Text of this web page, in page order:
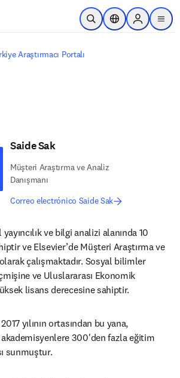
Saltar al contenido principal
Abrir búsqueda
Selector deSign in to
menu
Araştırmacı Portalı
Saide Sak
Müşteri Araştırma ve Analiz
Danışmanı
Correo electrónico Saide Sak
ve bilgi analizi alanında 10
ve Elsevier’de Müşteri Araştırma ve
çalışmaktadır. Sosyal bilimler
ve Uluslararası Ekonomik
lisans derecesine sahiptir.
yılının ortasından bu yana,
akademisyenlere 300'den fazla eğitim
sunmuştur.